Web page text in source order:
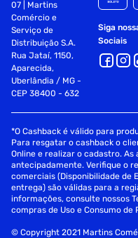
07 | Martins
Comércio e
Serviço de
Distribuição S.A.
Rua Jataí, 1150,
Aparecida,
Uberlândia / MG -
CEP 38400 - 632
Siga
Sociais
*O Cashback é válido para
Para resgatar o cashback o
Online e realizar o cadastro.
antecipadamente. Verifique o
comerciais (Disponibilidade de
entrega) são válidas para a
informações, consulte nossos
compras de Uso e Consumo de
© Copyright 2021 Martins